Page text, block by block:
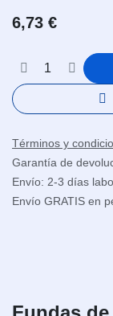
6,73 €
Términos y
Garantía de
Envío: 2-3 días
Envío GRATIS en